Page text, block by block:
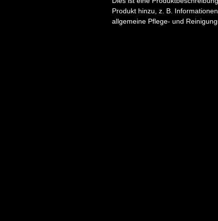
Produkt hinzu, z. B.
allgemeine Pflege- und